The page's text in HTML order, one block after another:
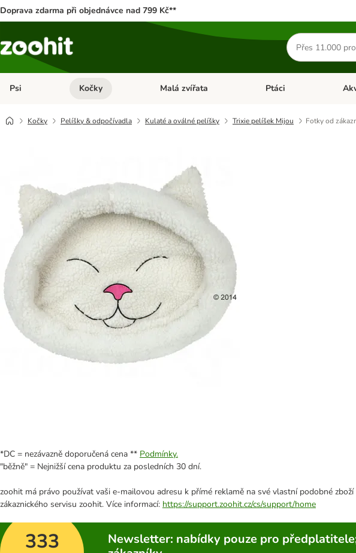
Doprava zdarma při objednávce nad 799 Kč**
Hledat
produkty
Psi Otevřít menu: Psi
Kočky Otevřít menu: Kočky
Malá zvířata Otevřít menu: Malá zvířata
Ptáci
Kočky Pelíšky & odpočívadla Kulaté a oválné pelíšky Trixie pelíšek Mijou Fotky od
*DC = nezávazně doporučená cena ** Podmínky.
"běžně" = Nejnižší cena produktu za posledních 30 dní.
zoohit má právo používat vaši e-mailovou adresu k přímé reklamě na své vlastní podobné
zákaznického servisu zoohit. Více informací: https://support.zoohit.cz/cs/support/home
333
Newsletter: nabídky pouze pro